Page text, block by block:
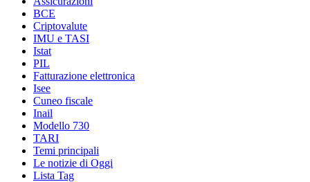
BCE
Criptovalute
IMU e TASI
Istat
PIL
Fatturazione elettronica
Isee
Cuneo fiscale
Inail
Modello 730
TARI
Temi principali
Le notizie di Oggi
Lista Tag